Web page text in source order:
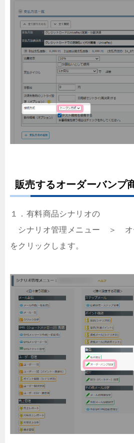
販売するオーダーバンプ
１．有料商品シナリオの
シナリオ管理メニュー ＞ オ
をクリックします。